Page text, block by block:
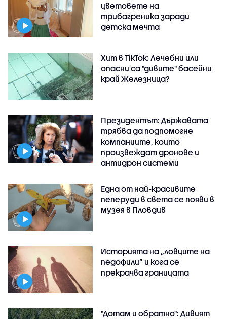
цветовете на
трибагреника заради
детска мечта
Хит в TikTok: Лечебни или
опасни са "дивите" басейни
край Железница?
Президентът: Държавата
трябва да подпомогне
компаниите, които
произвеждат дронове и
антидрон системи
Една от най-красивите
пеперуди в света се появи в
музея в Пловдив
Историята на „ловците на
педофили” и кога се
прекрачва границата
"Дотам и обратно": Дивият